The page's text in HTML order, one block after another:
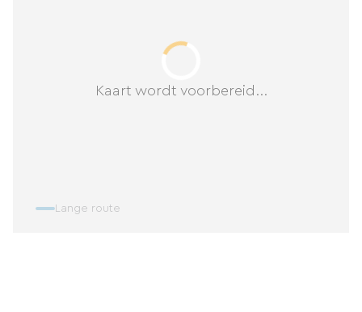
Kaart wordt voorbereid...
Lange route